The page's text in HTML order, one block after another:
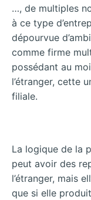
…, de multiples
à ce type
dépourvue
comme firme
possédant au
l’étranger, cette
filiale.
La logique de la
peut avoir des
l’étranger, mais
que si elle